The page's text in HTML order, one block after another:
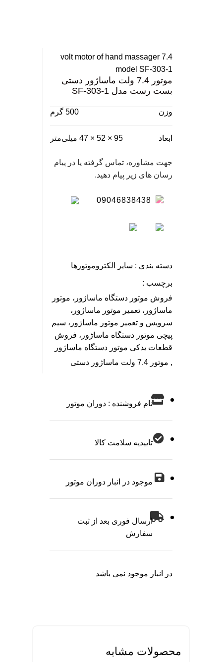
7.4 volt motor of hand massager
model SF-303-1
موتور 7.4 ولت ماساژور دستی
بست رست مدل SF-303-1
وزن 500 گرم
ابعاد 95 × 52 × 47 میلی‌متر
جهت مشاوره، تماس گرفته یا در پیام
رسان های زیر پیام دهید.
09046838438
دسته بندی : سایر الکتروموتورها
برچسب :
فروش موتور دستگاه ماساژور، موتور
ماساژور، تعمیر موتور ماساژور،
سرویس و تعمیر موتور ماساژور، سیم
پیچی موتور دستگاه ماساژور، فروش
قطعات یدکی موتور دستگاه ماساژور
, موتور 7.4 ولت ماساژور دستی
نام فروشنده : دوران موتور
تاییدیه سلامت کالا
موجود در انبار دوران موتور
ارسال فوری بعد از ثبت
سفارش
در انبار موجود نمی باشد
محصولات مشابه